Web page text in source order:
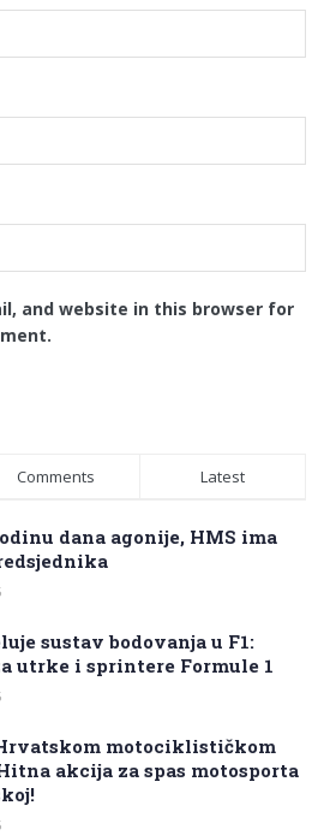
and website in this browser for
Comments Latest
dana agonije, HMS ima
sustav bodovanja u F1:
utrke i sprintere Formule 1
motociklističkom
akcija za spas motosporta